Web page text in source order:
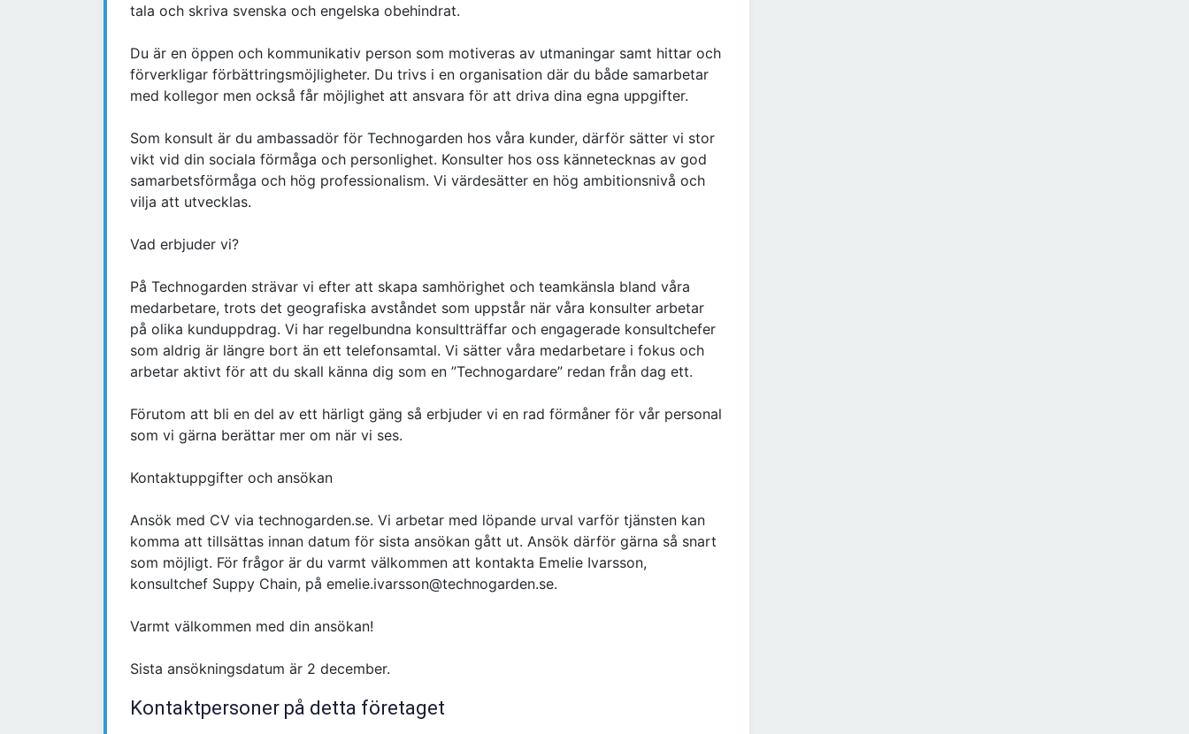
tala och skriva svenska och engelska obehindrat.
Du är en öppen och kommunikativ person som motiveras av utmaningar samt hittar och
förverkligar förbättringsmöjligheter. Du trivs i en organisation där du både samarbetar
med kollegor men också får möjlighet att ansvara för att driva dina egna uppgifter.
Som konsult är du ambassadör för Technogarden hos våra kunder, därför sätter vi stor
vikt vid din sociala förmåga och personlighet. Konsulter hos oss kännetecknas av god
samarbetsförmåga och hög professionalism. Vi värdesätter en hög ambitionsnivå och
vilja att utvecklas.
Vad erbjuder vi?
På Technogarden strävar vi efter att skapa samhörighet och teamkänsla bland våra
medarbetare, trots det geografiska avståndet som uppstår när våra konsulter arbetar
på olika kunduppdrag. Vi har regelbundna konsultträffar och engagerade konsultchefer
som aldrig är längre bort än ett telefonsamtal. Vi sätter våra medarbetare i fokus och
arbetar aktivt för att du skall känna dig som en ”Technogardare” redan från dag ett.
Förutom att bli en del av ett härligt gäng så erbjuder vi en rad förmåner för vår personal
som vi gärna berättar mer om när vi ses.
Kontaktuppgifter och ansökan
Ansök med CV via technogarden.se. Vi arbetar med löpande urval varför tjänsten kan
komma att tillsättas innan datum för sista ansökan gått ut. Ansök därför gärna så snart
som möjligt. För frågor är du varmt välkommen att kontakta Emelie Ivarsson,
konsultchef Suppy Chain, på emelie.ivarsson@technogarden.se.
Varmt välkommen med din ansökan!
Sista ansökningsdatum är 2 december.
Kontaktpersoner på detta företaget